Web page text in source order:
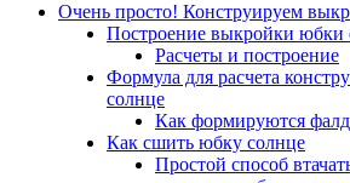
Очень просто! Конструируем
Построение выкройки юбки
Расчеты и построение
Формула для расчета
солнце
Как формируются
Как сшить юбку солнце
Простой способ